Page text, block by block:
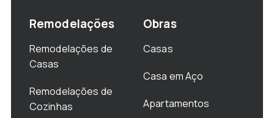
Remodelações
Remodelações de
Casas
Remodelações de
Cozinhas
Obras
Casas
Casa em Aço
Apartamentos